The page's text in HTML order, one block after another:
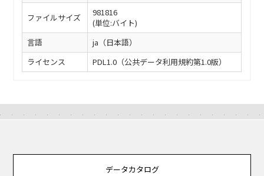
ファイルサイズ
981816
(単位:バイト)
言語
ja（日本語）
ライセンス
PDL1.0（公共データ利用規約第1.0版）
データカタログ